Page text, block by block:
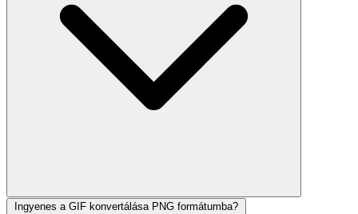
Ingyenes a GIF konvertálása PNG formátumba?